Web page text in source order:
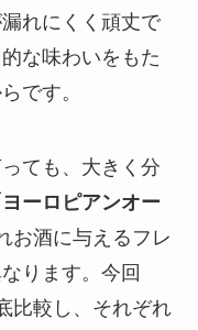
れにくく頑丈で
な味わいをもた
です。
ても、大きく分
ヨーロピアンオー
お酒に与えるフレ
ります。今回
比較し、それぞれ